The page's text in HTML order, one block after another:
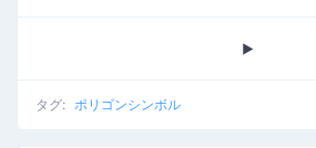
⯈
タグ: ポリゴンシンボル